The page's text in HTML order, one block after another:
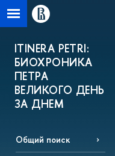
ITINERA PETRI:
БИОХРОНИКА
ПЕТРА
ВЕЛИКОГО ДЕНЬ
ЗА ДНЕМ
Общий поиск